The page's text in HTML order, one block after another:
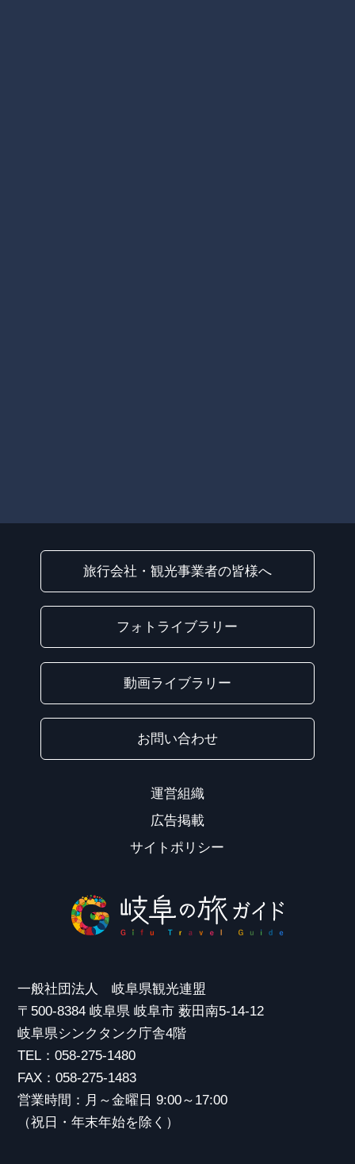
旅行会社・観光事業者の皆様へ
フォトライブラリー
動画ライブラリー
お問い合わせ
運営組織
広告掲載
サイトポリシー
一般社団法人 岐阜県観光連盟
〒500-8384 岐阜県 岐阜市 薮田南5-14-12
岐阜県シンクタンク庁舎4階
TEL：058-275-1480
FAX：058-275-1483
営業時間：月～金曜日 9:00～17:00
（祝日・年末年始を除く）